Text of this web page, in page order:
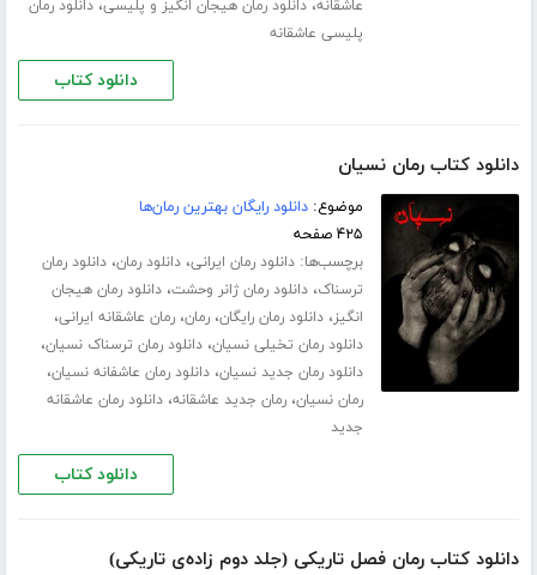
عاشقانه،دانلود رمان هیجان انگیز و پلیسی،دانلود رمان
پلیسی عاشقانه
دانلود کتاب
دانلود کتاب رمان نسیان
موضوع:دانلود رایگان بهترین رمان‌ها
۴۲۵ صفحه
برچسب‌ها:دانلود رمان ایرانی،دانلود رمان،دانلود رمان
ترسناک،دانلود رمان ژانر وحشت،دانلود رمان هیجان
انگیز،دانلود رمان رایگان،رمان،رمان عاشقانه ایرانی،
دانلود رمان تخیلی نسیان،دانلود رمان ترسناک نسیان،
دانلود رمان جدید نسیان،دانلود رمان عاشفانه نسیان،
رمان نسیان،رمان جدید عاشقانه،دانلود رمان عاشقانه
جدید
دانلود کتاب
دانلود کتاب رمان فصل تاریکی (جلد دوم زاده‌ی تاریکی)